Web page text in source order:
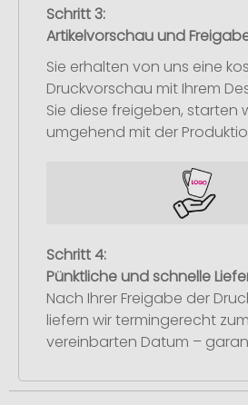
Schritt 3:
Artikelvorschau und
Sie erhalten von uns eine
Druckvorschau mit Ihrem
Sie diese freigeben, starten
umgehend mit der
Schritt 4:
Pünktliche und schnelle
Nach Ihrer Freigabe der
liefern wir termingerecht zum
vereinbarten Datum –